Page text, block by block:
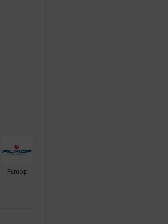
Filmop